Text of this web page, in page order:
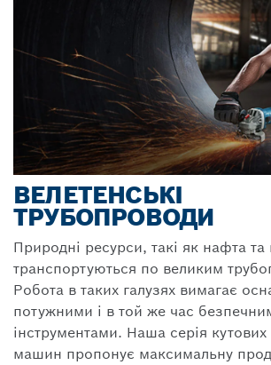
ВЕЛЕТЕНСЬКІ
ТРУБОПРОВОДИ
Природні ресурси, такі як нафта та
транспортуються по великим
Робота в таких галузях вимагає
потужними і в той же час
інструментами. Наша серія
машин пропонує максимальну